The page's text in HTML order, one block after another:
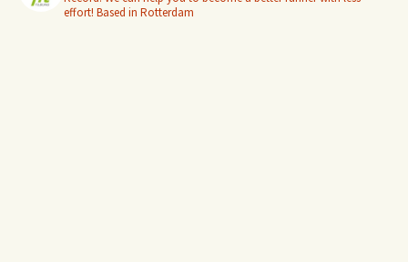
effort! Based in Rotterdam